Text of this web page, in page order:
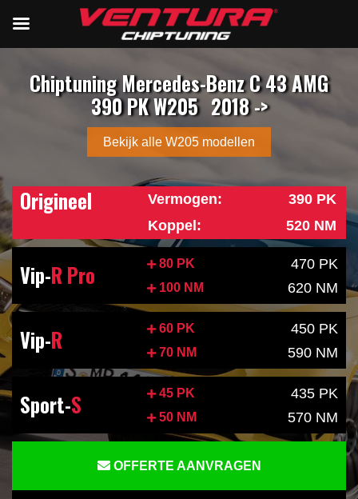
Chiptuning Mercedes-Benz C 43 AMG
390 PK W205 2018 ->
Bekijk alle W205 modellen
Origineel Vermogen:
390 PK
Koppel:
520 NM
Vip-R Pro 80 PK 470 PK
100 NM 620 NM
Vip-R 60 PK 450 PK
70 NM 590 NM
Sport-S 45 PK 435 PK
50 NM 570 NM
OFFERTE AANVRAGEN